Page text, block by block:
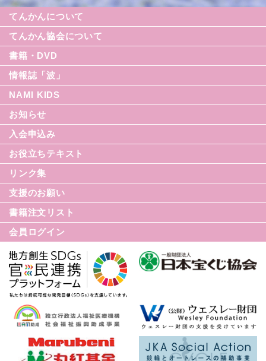
てんかんについて
てんかん協会について
てんかん月間
てんかん基礎講座
世界てんかんの日
書籍・DVD
シリーズ援助の実際
てんかん入門シリーズ
なみセレクション
てんかんのDVD
情報誌「波」
NAMI KIDS
お知らせ
入会申込み
お役立ちテキスト
リンク集
支援のお願い
書籍注文リスト
会員ログイン